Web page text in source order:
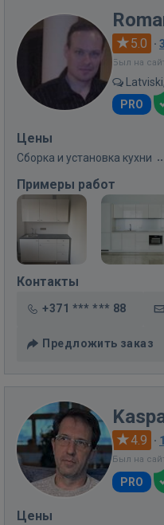
5.0 ·
Был на
PRO
Цены
Сборка и установка кухни
Примеры работ
Контакты
+371 *** *** 88
Предложить заказ
4.9 ·
Был на
PRO
Цены